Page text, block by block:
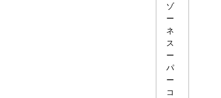
ゾ
ー
ネ
ス
ー
パ
ー
コ